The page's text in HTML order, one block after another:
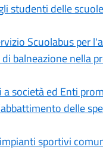
studenti delle
Scuolabus per
balneazione nella
società ed Enti
delle
sportivi